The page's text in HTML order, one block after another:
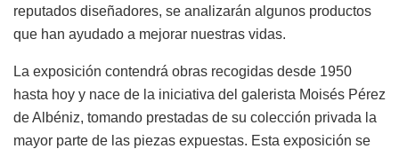
reputados diseñadores, se analizarán algunos productos
que han ayudado a mejorar nuestras vidas.
La exposición contendrá obras recogidas desde 1950
hasta hoy y nace de la iniciativa del galerista Moisés Pérez
de Albéniz, tomando prestadas de su colección privada la
mayor parte de las piezas expuestas. Esta exposición se